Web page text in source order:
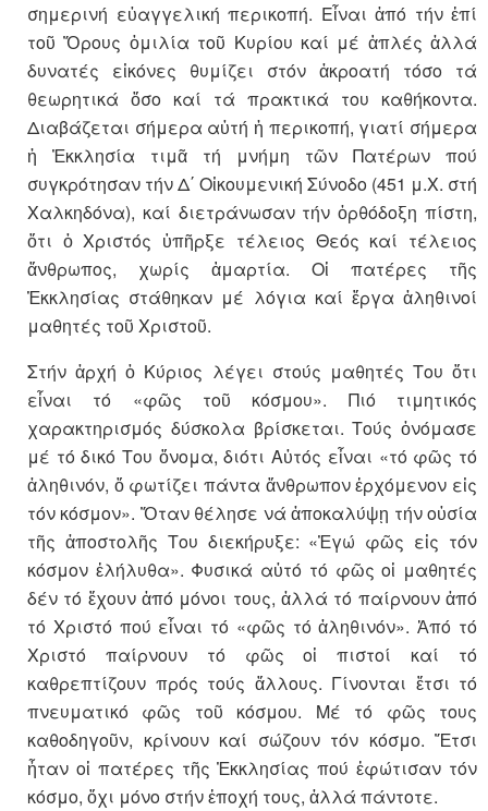
σημερινή εὐαγγελική περικοπή. Εἶναι ἀπό τήν ἐπί
τοῦ Ὄρους ὁμιλία τοῦ Κυρίου καί μέ ἁπλές ἀλλά
δυνατές εἰκόνες θυμίζει στόν ἀκροατή τόσο τά
θεωρητικά ὅσο καί τά πρακτικά του καθήκοντα.
Διαβάζεται σήμερα αὐτή ἡ περικοπή, γιατί σήμερα
ἡ Ἐκκλησία τιμᾶ τή μνήμη τῶν Πατέρων πού
συγκρότησαν τήν Δ΄ Οἰκουμενική Σύνοδο (451 μ.Χ. στή
Χαλκηδόνα), καί διετράνωσαν τήν ὀρθόδοξη πίστη,
ὅτι ὁ Χριστός ὑπῆρξε τέλειος Θεός καί τέλειος
ἄνθρωπος, χωρίς ἁμαρτία. Οἱ πατέρες τῆς
Ἐκκλησίας στάθηκαν μέ λόγια καί ἔργα ἀληθινοί
μαθητές τοῦ Χριστοῦ.
Στήν ἀρχή ὁ Κύριος λέγει στούς μαθητές Του ὅτι
εἶναι τό «φῶς τοῦ κόσμου». Πιό τιμητικός
χαρακτηρισμός δύσκολα βρίσκεται. Τούς ὀνόμασε
μέ τό δικό Του ὄνομα, διότι Αὐτός εἶναι «τό φῶς τό
ἀληθινόν, ὅ φωτίζει πάντα ἄνθρωπον ἐρχόμενον εἰς
τόν κόσμον». Ὅταν θέλησε νά ἀποκαλύψῃ τήν οὐσία
τῆς ἀποστολῆς Του διεκήρυξε: «Ἐγώ φῶς εἰς τόν
κόσμον ἐλήλυθα». Φυσικά αὐτό τό φῶς οἱ μαθητές
δέν τό ἔχουν ἀπό μόνοι τους, ἀλλά τό παίρνουν ἀπό
τό Χριστό πού εἶναι τό «φῶς τό ἀληθινόν». Ἀπό τό
Χριστό παίρνουν τό φῶς οἱ πιστοί καί τό
καθρεπτίζουν πρός τούς ἄλλους. Γίνονται ἔτσι τό
πνευματικό φῶς τοῦ κόσμου. Μέ τό φῶς τους
καθοδηγοῦν, κρίνουν καί σώζουν τόν κόσμο. Ἔτσι
ἦταν οἱ πατέρες τῆς Ἐκκλησίας πού ἐφώτισαν τόν
κόσμο, ὄχι μόνο στήν ἐποχή τους, ἀλλά πάντοτε.